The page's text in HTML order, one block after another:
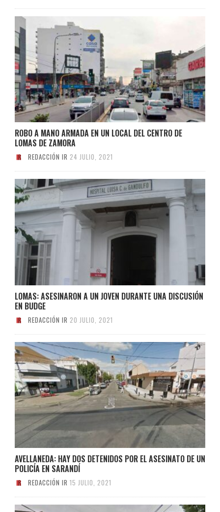
ROBO A MANO ARMADA EN UN LOCAL DEL CENTRO DE
LOMAS DE ZAMORA
REDACCIÓN IR 24 JULIO, 2021
LOMAS: ASESINARON A UN JOVEN DURANTE UNA DISCUSIÓN
EN BUDGE
REDACCIÓN IR 20 JULIO, 2021
AVELLANEDA: HAY DOS DETENIDOS POR EL ASESINATO DE UN
POLICÍA EN SARANDÍ
REDACCIÓN IR 15 JULIO, 2021